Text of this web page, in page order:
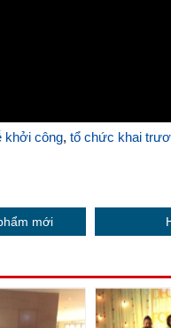
khởi công, tổ chức khai
mới